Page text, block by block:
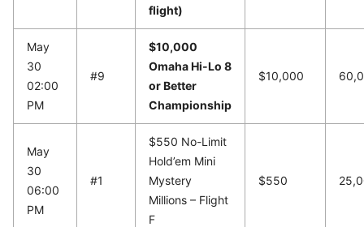
flight)
May
30
02:00
PM
#9
$10,000
Omaha Hi-Lo 8
or Better
Championship
$10,000
May
30
06:00
PM
#1
$550 No-Limit
Hold’em Mini
Mystery
Millions – Flight
F
$550